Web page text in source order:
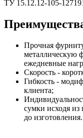
ТУ 15.12.12-105-
Прочная
металлическую
ежедневные
Скорость -
Гибкость -
клиента;
сумки исходя из
до изготовления.